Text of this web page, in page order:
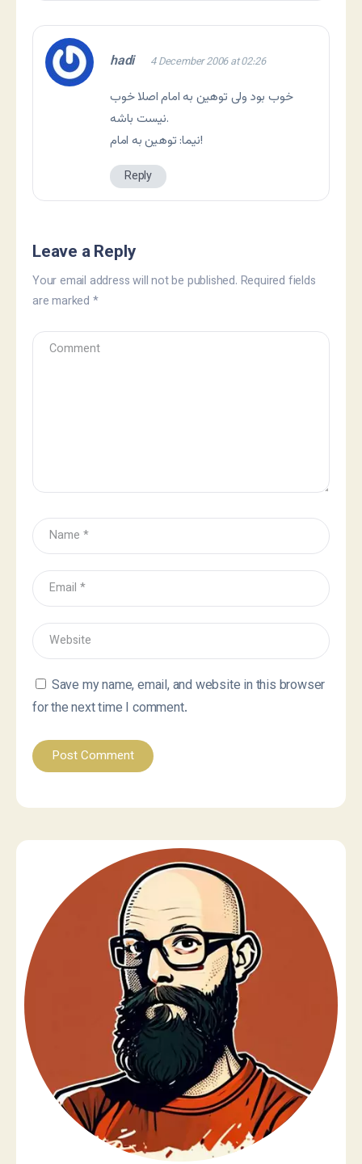
hadi 4 December 2006 at 02:26
خوب بود ولی توهين به امام اصلا خوب
نيست باشه.
نيما: توهين به امام!
Reply
Leave a Reply
Your email address will not be published. Required fields
are marked *
Save my name, email, and website in this browser
for the next time I comment.